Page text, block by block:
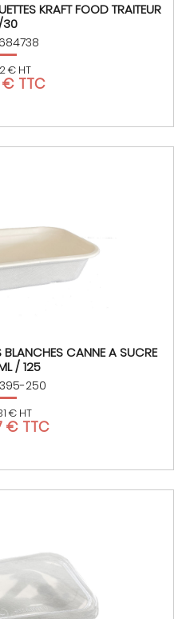
KRAFT FOOD TRAITEUR
€ HT
TTC
BLANCHES CANNE A SUCRE
/ 125
250
€ HT
€ TTC